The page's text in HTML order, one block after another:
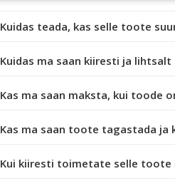
Kuidas teada, kas selle toote
Kuidas ma saan kiiresti ja
Kas ma saan maksta, kui toode
Kas ma saan toote tagastada ja
Kui kiiresti toimetate selle toote